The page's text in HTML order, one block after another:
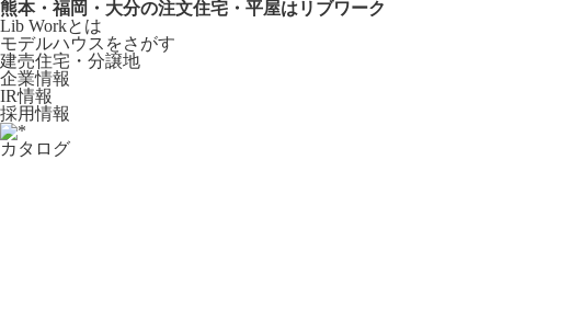
熊本・福岡・大分の注文住宅・平屋はリブワーク
Lib Workとは
モデルハウスをさがす
建売住宅・分譲地
企業情報
IR情報
採用情報
カタログ